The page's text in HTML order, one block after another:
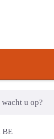
u op?
BE